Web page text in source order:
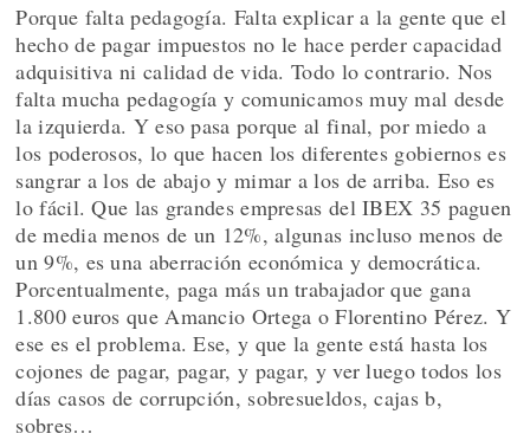
Porque falta pedagogía. Falta explicar a la gente que el
hecho de pagar impuestos no le hace perder capacidad
adquisitiva ni calidad de vida. Todo lo contrario. Nos
falta mucha pedagogía y comunicamos muy mal desde
la izquierda. Y eso pasa porque al final, por miedo a
los poderosos, lo que hacen los diferentes gobiernos es
sangrar a los de abajo y mimar a los de arriba. Eso es
lo fácil. Que las grandes empresas del IBEX 35 paguen
de media menos de un 12%, algunas incluso menos de
un 9%, es una aberración económica y democrática.
Porcentualmente, paga más un trabajador que gana
1.800 euros que Amancio Ortega o Florentino Pérez. Y
ese es el problema. Ese, y que la gente está hasta los
cojones de pagar, pagar, y pagar, y ver luego todos los
días casos de corrupción, sobresueldos, cajas b,
sobres…